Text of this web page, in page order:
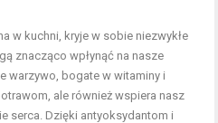
w kuchni, kryje w sobie niezwykłe
znacząco wpłynąć na nasze
warzywo, bogate w witaminy i
ale również wspiera nasz
serca. Dzięki antyoksydantom i